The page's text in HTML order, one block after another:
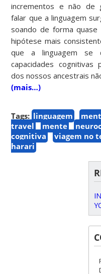
incrementos e não de
falar que a linguagem
soando de forma quase
hipótese mais
que a linguagem se
capacidades cognitivas
dos nossos ancestrais
(mais…)
Tags: linguagem
travel
mente
cognitiva
viagem no
harari